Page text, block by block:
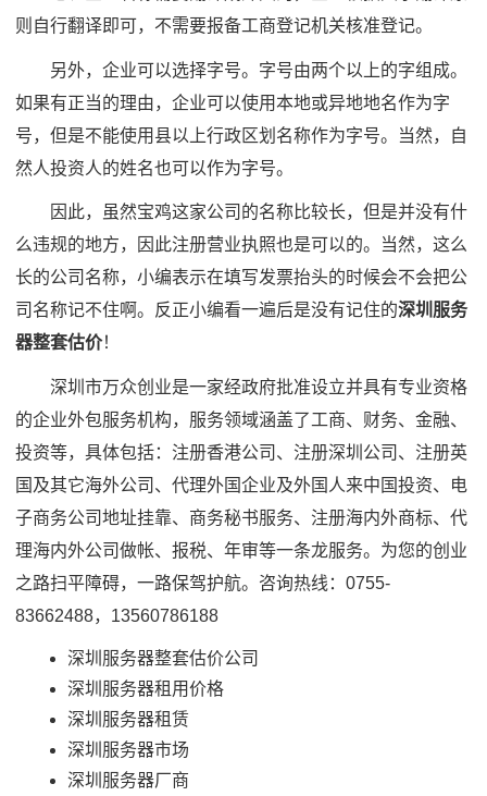
则自行翻译即可，不需要报备工商登记机关核准登记。
另外，企业可以选择字号。字号由两个以上的字组成。
如果有正当的理由，企业可以使用本地或异地地名作为字
号，但是不能使用县以上行政区划名称作为字号。当然，自
然人投资人的姓名也可以作为字号。
因此，虽然宝鸡这家公司的名称比较长，但是并没有什
么违规的地方，因此注册营业执照也是可以的。当然，这么
长的公司名称，小编表示在填写发票抬头的时候会不会把公
司名称记不住啊。反正小编看一遍后是没有记住的深圳服务
器整套估价！
深圳市万众创业是一家经政府批准设立并具有专业资格
的企业外包服务机构，服务领域涵盖了工商、财务、金融、
投资等，具体包括：注册香港公司、注册深圳公司、注册英
国及其它海外公司、代理外国企业及外国人来中国投资、电
子商务公司地址挂靠、商务秘书服务、注册海内外商标、代
理海内外公司做帐、报税、年审等一条龙服务。为您的创业
之路扫平障碍，一路保驾护航。咨询热线：0755-
83662488，13560786188
深圳服务器整套估价公司
深圳服务器租用价格
深圳服务器租赁
深圳服务器市场
深圳服务器厂商